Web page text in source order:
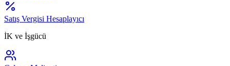
Satış Vergisi Hesaplayıcı
İK ve İşgücü